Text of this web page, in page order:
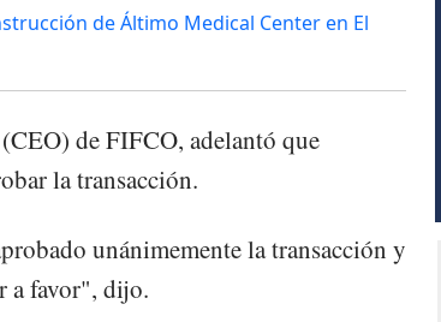
de Áltimo Medical Center en El
de FIFCO, adelantó que
la transacción.
unánimemente la transacción y
a favor", dijo.